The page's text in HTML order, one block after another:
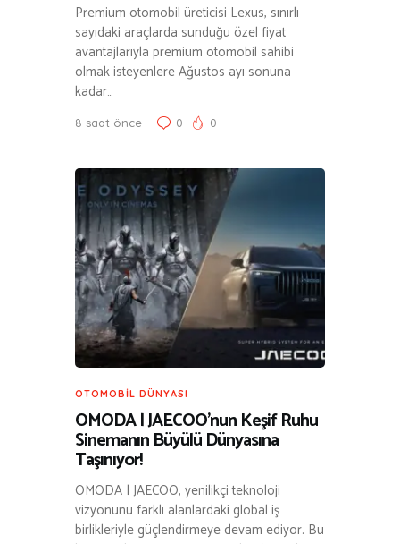
Premium otomobil üreticisi Lexus, sınırlı
sayıdaki araçlarda sunduğu özel fiyat
avantajlarıyla premium otomobil sahibi
olmak isteyenlere Ağustos ayı sonuna
kadar…
8 saat önce 0 0
OTOMOBIL DÜNYASI
OMODA | JAECOO’nun Keşif Ruhu
Sinemanın Büyülü Dünyasına
Taşınıyor!
OMODA | JAECOO, yenilikçi teknoloji
vizyonunu farklı alanlardaki global iş
birlikleriyle güçlendirmeye devam ediyor. Bu